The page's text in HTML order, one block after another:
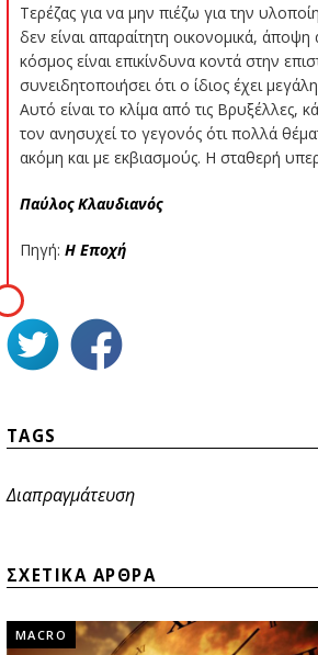
Τερέζας για να μην πιέζω για την
δεν είναι απαραίτητη οικονομικά,
κόσμος είναι επικίνδυνα κοντά στην
συνειδητοποιήσει ότι ο ίδιος έχει
Αυτό είναι το κλίμα από τις
τον ανησυχεί το γεγονός ότι πολλά
ακόμη και με εκβιασμούς. Η σταθερή
Παύλος Κλαυδιανός
Πηγή: Η Εποχή
TAGS
Διαπραγμάτευση
ΣΧΕΤΙΚΑ ΑΡΘΡΑ
MACRO